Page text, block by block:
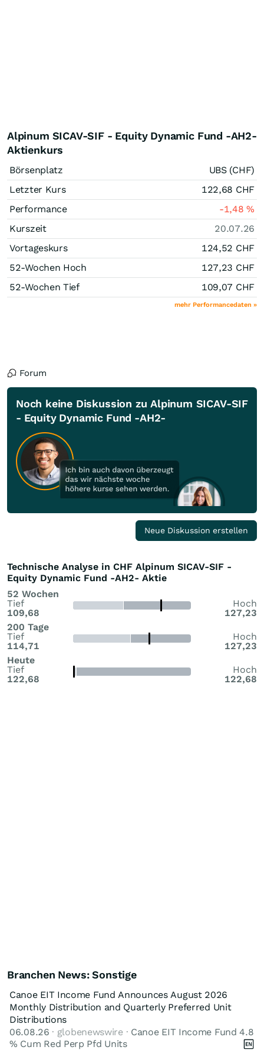
Alpinum SICAV-SIF - Equity Dynamic Fund -AH2-
Aktienkurs
Börsenplatz
UBS (CHF)
Letzter Kurs
122,68 CHF
Performance
-1,48%
Kurszeit
20.07.26
Vortageskurs
124,52 CHF
52-Wochen Hoch
127,23 CHF
52-Wochen Tief
109,07 CHF
mehr Performancedaten »
Forum
Noch keine Diskussion zu Alpinum SICAV-SIF
- Equity Dynamic Fund -AH2-
Neue Diskussion erstellen
Technische Analyse in CHF Alpinum SICAV-SIF -
Equity Dynamic Fund -AH2- Aktie
52 Wochen
Tief
109,68
Hoch
127,23
200 Tage
Tief
114,71
Hoch
127,23
Heute
Tief
122,68
Hoch
122,68
Branchen News: Sonstige
Canoe EIT Income Fund Announces August 2026
Monthly Distribution and Quarterly Preferred Unit
Distributions
06.08.26 · globenewswire · Canoe EIT Income Fund 4.8
% Cum Red Perp Pfd Units